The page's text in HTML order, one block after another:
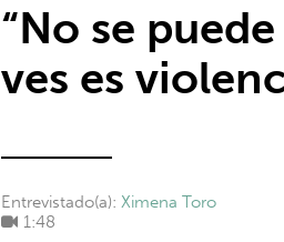
“No se
ves es
Entrevistado(a):Ximena Toro
1:48